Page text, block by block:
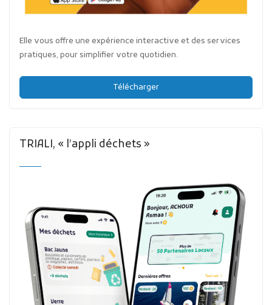
Elle vous offre une expérience interactive et des services
pratiques, pour simplifier votre quotidien.
Télécharger
TRIALI, « l’appli déchets »